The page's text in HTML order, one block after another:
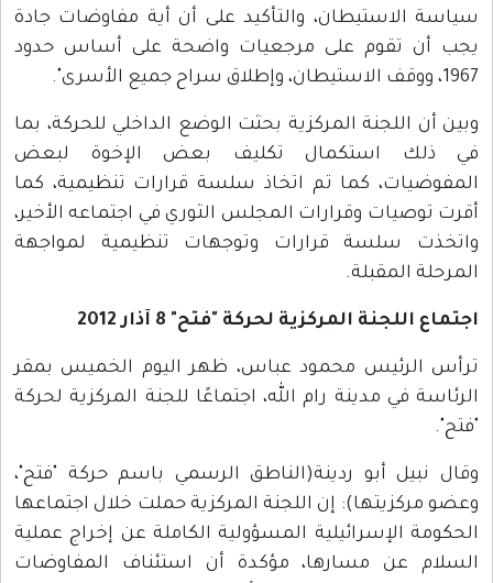
سياسة الاستيطان، والتأكيد على أن أية مفاوضات جادة
يجب أن تقوم على مرجعيات واضحة على أساس حدود
1967، ووقف الاستيطان، وإطلاق سراح جميع الأسرى".
وبين أن اللجنة المركزية بحثت الوضع الداخلي للحركة، بما
في ذلك استكمال تكليف بعض الإخوة لبعض
المفوضيات، كما تم اتخاذ سلسة قرارات تنظيمية، كما
أقرت توصيات وقرارات المجلس الثوري في اجتماعه الأخير،
واتخذت سلسة قرارات وتوجهات تنظيمية لمواجهة
المرحلة المقبلة.
اجتماع اللجنة المركزية لحركة "فتح" 8 آذار 2012
ترأس الرئيس محمود عباس، ظهر اليوم الخميس بمقر
الرئاسة في مدينة رام الله، اجتماعًا للجنة المركزية لحركة
"فتح".
وقال نبيل أبو ردينة(الناطق الرسمي باسم حركة "فتح"،
وعضو مركزيتها): إن اللجنة المركزية حملت خلال اجتماعها
الحكومة الإسرائيلية المسؤولية الكاملة عن إخراج عملية
السلام عن مسارها، مؤكدة أن استئناف المفاوضات